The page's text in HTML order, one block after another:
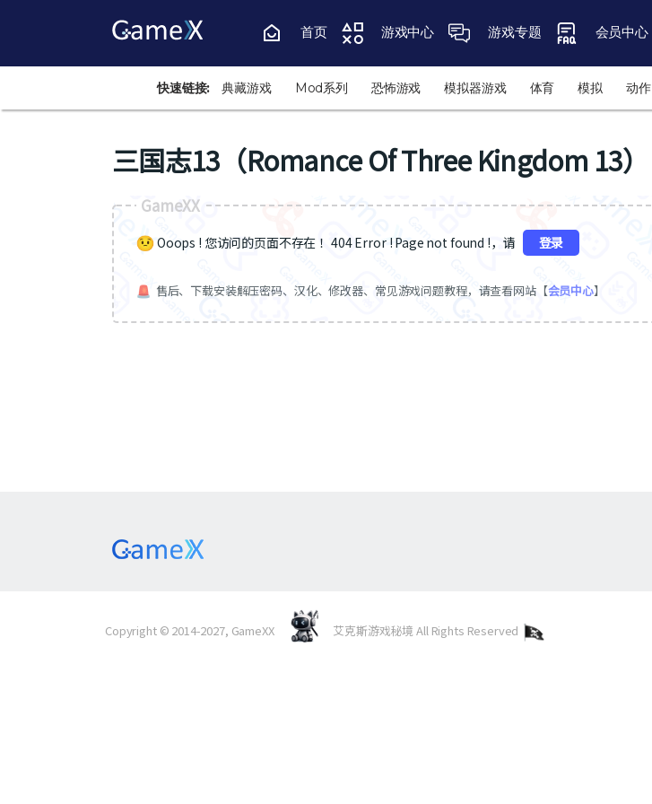
首页 游戏中心 游戏专题 会员中心
快速链接: 典藏游戏 Mod系列 恐怖游戏 模拟器游戏 体育 模拟 动作
三国志13（Romance Of Three Kingdom 13）
GameXX
Ooops ! 您访问的页面不存在 ！404 Error ! Page not found !，请 登录
售后、下载安装解压密码、汉化、修改器、常见游戏问题教程，请查看网站【会员中心】
Copyright © 2014-2027, GameXX 艾克斯游戏秘境 All Rights Reserved